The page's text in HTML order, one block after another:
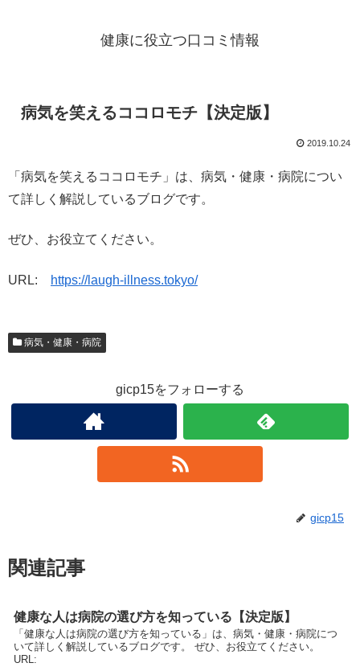
健康に役立つ口コミ情報
病気を笑えるココロモチ【決定版】
2019.10.24
「病気を笑えるココロモチ」は、病気・健康・病院につい
て詳しく解説しているブログです。
ぜひ、お役立てください。
URL: https://laugh-illness.tokyo/
病気・健康・病院
gicp15をフォローする
gicp15
関連記事
健康な人は病院の選び方を知っている【決定版】
「健康な人は病院の選び方を知っている」は、病気・健康・病院につ
いて詳しく解説しているブログです。 ぜひ、お役立てください。
URL: